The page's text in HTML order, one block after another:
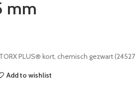
mm
PLUS® kort, chemisch gezwart
Add to wishlist